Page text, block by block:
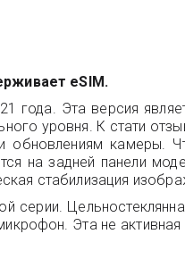
eSIM.
года. Эта версия
уровня. К стати
камеры.
на задней панели
стабилизация
серии.
Эта не